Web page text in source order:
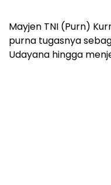
Mayjen TNI (Purn)
purna tugasnya
Udayana hingga